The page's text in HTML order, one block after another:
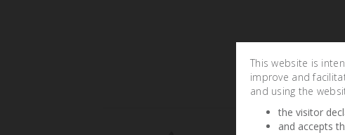
This website is
improve and
and using the
the visitor
and accepts